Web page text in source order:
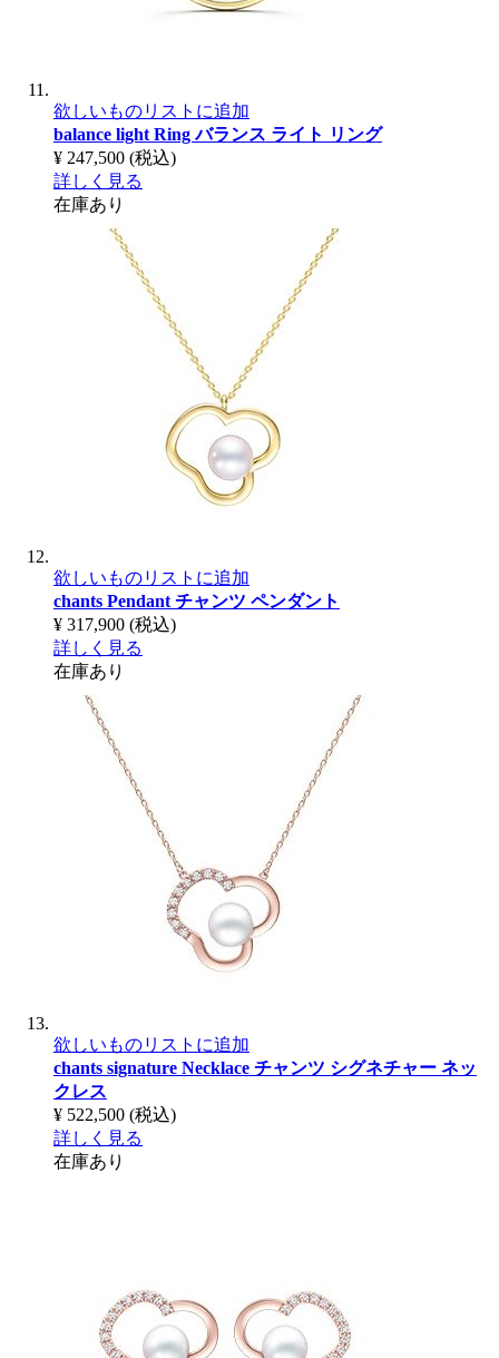
欲しいものリストに追加
balance light Ringバランス ライト リング
¥ 247,500 (税込)
詳しく見る
在庫あり
欲しいものリストに追加
chants Pendant チャンツ ペンダント
¥ 317,900 (税込)
詳しく見る
在庫あり
欲しいものリストに追加
chants signature Necklace チャンツ シグネチャー ネッ
クレス
¥ 522,500 (税込)
詳しく見る
在庫あり